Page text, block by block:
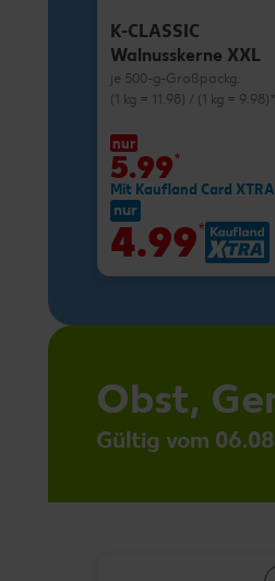
K-CLASSIC
Walnusskerne XXL
je 500-g-Großpackg.
(1 kg = 11.98) / (1 kg =
nur
5.99*
Mit Kaufland Card
nur
4.99*
Obst,
Gültig vom